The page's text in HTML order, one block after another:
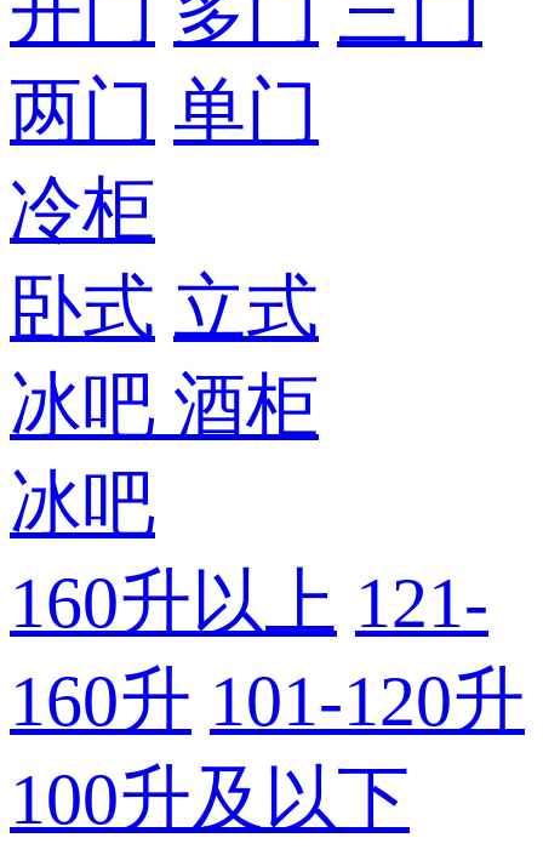
两门 单门
冷柜
卧式 立式
冰吧 酒柜
冰吧
160升以上 121-
160升 101-120升
100升及以下